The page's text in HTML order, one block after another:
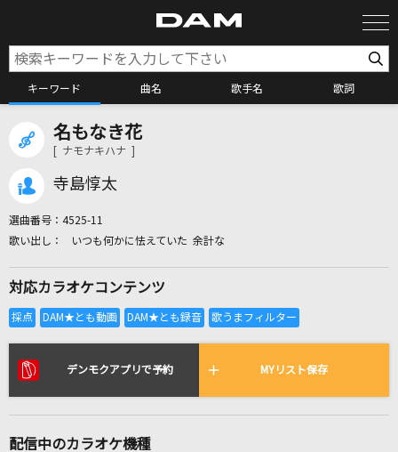
キーワード 曲名 歌手名 歌詞
全国りれき
リアルタイムで歌われている曲の一覧
名もなき花
[ ナモナキハナ ]
寺島惇太
選曲番号： 4525-11
いつも何かに怯えていた 余計な
対応カラオケコンテンツ
デンモクアプリで予約 MYリスト保存
配信中のカラオケ機種